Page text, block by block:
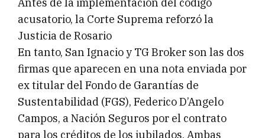
Antes de la implementación del código
acusatorio, la Corte Suprema reforzó la
Justicia de Rosario
En tanto, San Ignacio y TG Broker son las dos
firmas que aparecen en una nota enviada por
ex titular del Fondo de Garantías de
Sustentabilidad (FGS), Federico D’Angelo
Campos, a Nación Seguros por el contrato
para los créditos de los jubilados. Ambas